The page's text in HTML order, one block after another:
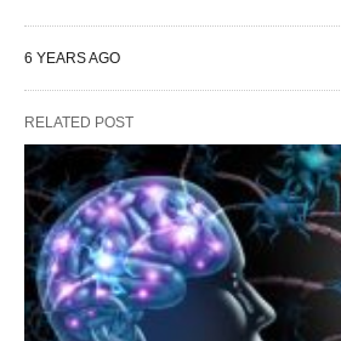
6 YEARS AGO
RELATED POST